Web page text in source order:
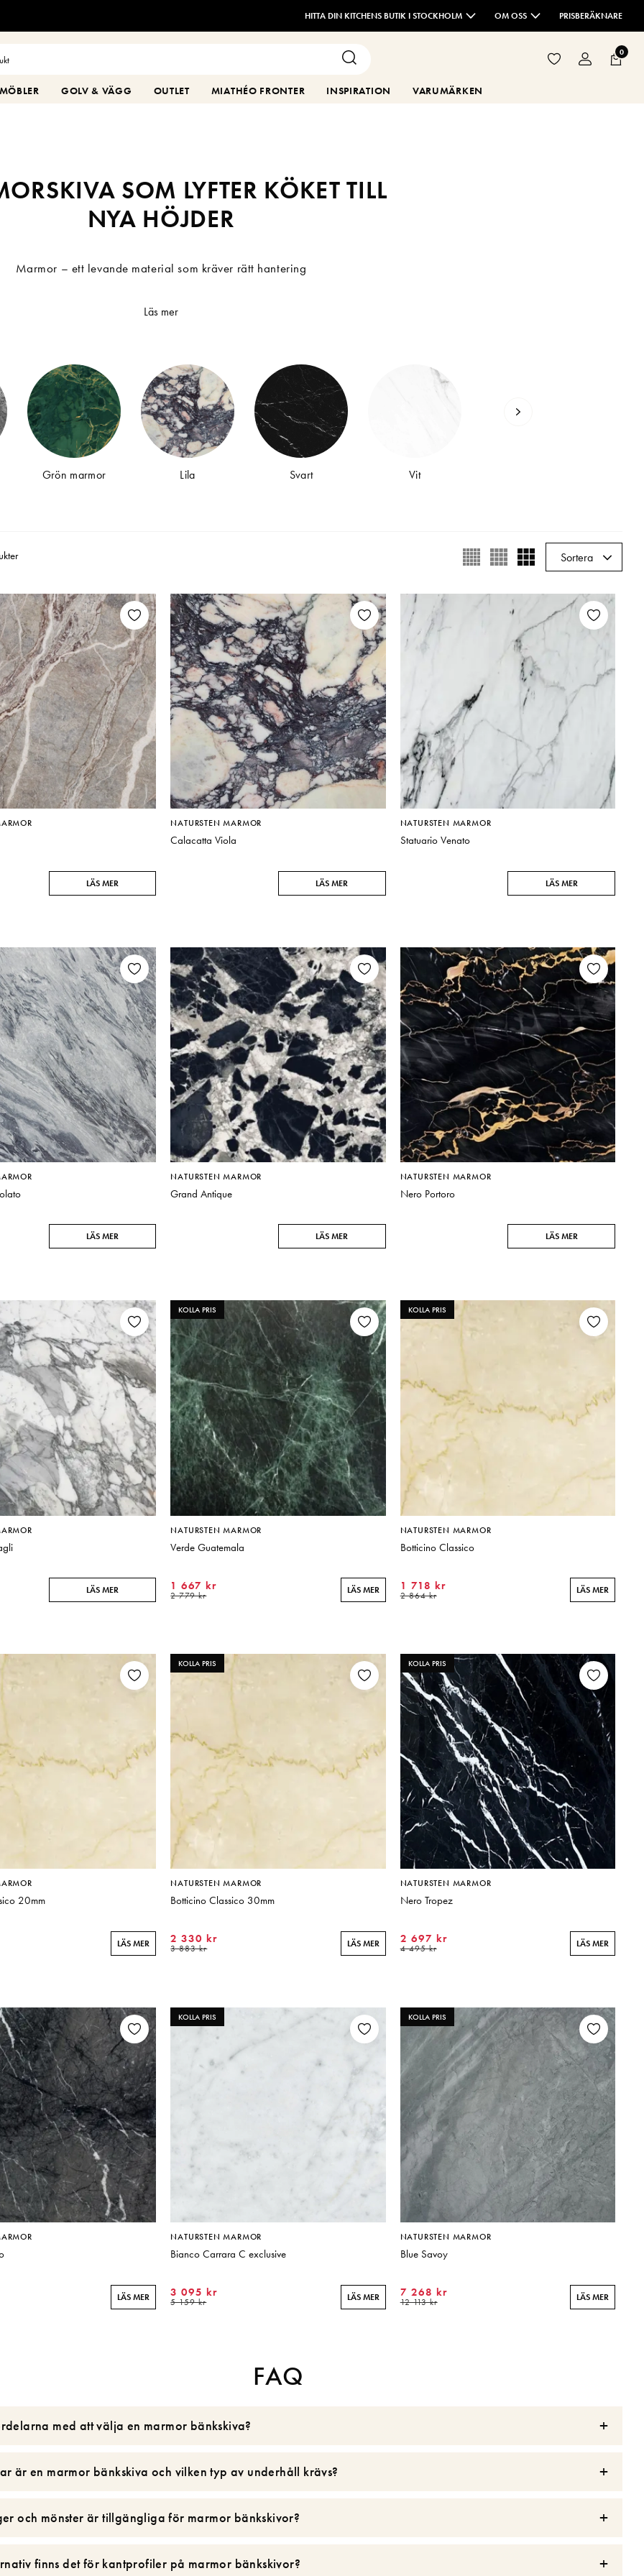
HITTA DIN KITCHENS BUTIK I STOCKHOLM OM OSS PRISBERÄKNARE
0
MÖBLER GOLV & VÄGG OUTLET MIATHÉO FRONTER INSPIRATION VARUMÄRKEN
SOM LYFTER KÖKET TILL
NYA HÖJDER
Marmor – ett levande material som kräver rätt hantering
marmorskiva är unik i färg och ådring, vilket gör marmor
Köper du marmor på rätt sätt?
som en vanlig beställning. Det är avgörande att förstå hur processen fungerar – från
leverans – och att välja en pålitlig stenleverantör. Vi guidar dig genom varje steg.
Vad påverkar priset per kvadratmeter?
per kvadratmeter gäller ofta bara råmaterialet. Bearbetning, fasning, mätning och
inkluderat. På Kitchens.se får du alltid ett totalpris med allt inkluderat – vi installerar
sig i färgton och ådring. Hos oss får du alltid välja exakt vilken slab du vill ha – så du vet
Läs mer
Grön marmor Lila Svart Vit
Sortera
LÄS MER
NATURSTEN MARMOR
Calacatta Viola
LÄS MER
NATURSTEN MARMOR
Statuario Venato
LÄS MER
LÄS MER
NATURSTEN MARMOR
Grand Antique
LÄS MER
NATURSTEN MARMOR
Nero Portoro
LÄS MER
LÄS MER
KOLLA PRIS
NATURSTEN MARMOR
Verde Guatemala
1 667 kr
2 779 kr LÄS MER
KOLLA PRIS
NATURSTEN MARMOR
Botticino Classico
1 718 kr
2 864 kr LÄS MER
20mm
LÄS MER
KOLLA PRIS
NATURSTEN MARMOR
Botticino Classico 30mm
2 330 kr
3 883 kr LÄS MER
KOLLA PRIS
NATURSTEN MARMOR
Nero Tropez
2 697 kr
4 495 kr LÄS MER
LÄS MER
KOLLA PRIS
NATURSTEN MARMOR
Bianco Carrara C exclusive
3 095 kr
5 159 kr LÄS MER
KOLLA PRIS
NATURSTEN MARMOR
Blue Savoy
7 268 kr
12 113 kr LÄS MER
FAQ
med att välja en marmor bänkskiva?
är en marmor bänkskiva och vilken typ av underhåll krävs?
och mönster är tillgängliga för marmor bänkskivor?
finns det för kantprofiler på marmor bänkskivor?